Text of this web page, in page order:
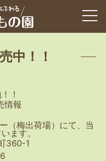
中！！
！
情報
（梅出荷場）にて、当
ます。
360-1